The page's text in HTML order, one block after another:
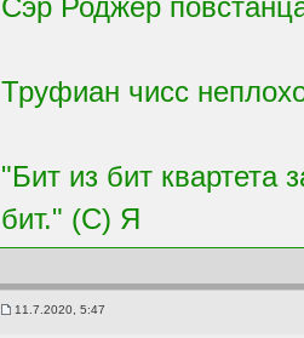
Сэр Роджер
Труфиан чисс
"Бит из бит квартета
бит." (С) Я
11.7.2020, 5:47